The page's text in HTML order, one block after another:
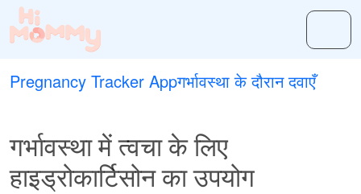
Pregnancy Tracker Appगर्भावस्था के दौरान दवाएँ
गर्भावस्था में त्वचा के लिए
हाइड्रोकार्टिसोन का उपयोग